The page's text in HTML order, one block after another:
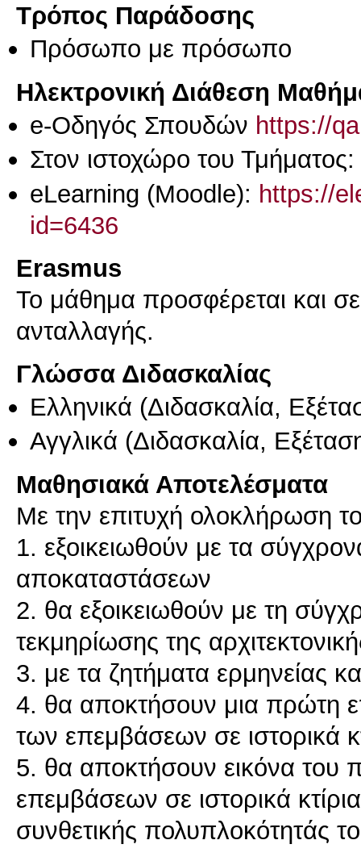
Τρόπος Παράδοσης
Πρόσωπο με πρόσωπο
Ηλεκτρονική Διάθεση
e-Οδηγός Σπουδών https://
Στον ιστοχώρο του Τμήματος:
eLearning (Moodle): https://
id=6436
Erasmus
Το μάθημα προσφέρεται και
ανταλλαγής.
Γλώσσα Διδασκαλίας
Ελληνικά (Διδασκαλία,
Αγγλικά (Διδασκαλία,
Μαθησιακά Αποτελέσματα
Με την επιτυχή ολοκλήρωση
1. εξοικειωθούν με τα
αποκαταστάσεων
2. θα εξοικειωθούν με τη
τεκμηρίωσης της
3. με τα ζητήματα ερμηνείας
4. θα αποκτήσουν μια πρώτη
των επεμβάσεων σε ιστορικά
5. θα αποκτήσουν εικόνα του
επεμβάσεων σε ιστορικά